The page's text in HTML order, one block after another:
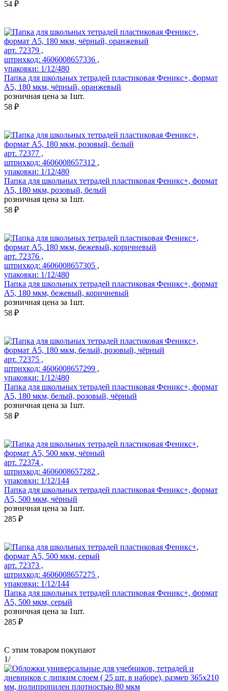
54 ₽
арт. 72379 ,
штрихкод: 4606008657336 ,
упаковки: 1/12/480
Папка для школьных тетрадей пластиковая Феникс+, формат
А5, 180 мкм, чёрный, оранжевый
розничная цена за 1шт.
58 ₽
арт. 72377 ,
штрихкод: 4606008657312 ,
упаковки: 1/12/480
Папка для школьных тетрадей пластиковая Феникс+, формат
А5, 180 мкм, розовый, белый
розничная цена за 1шт.
58 ₽
арт. 72376 ,
штрихкод: 4606008657305 ,
упаковки: 1/12/480
Папка для школьных тетрадей пластиковая Феникс+, формат
А5, 180 мкм, бежевый, коричневый
розничная цена за 1шт.
58 ₽
арт. 72375 ,
штрихкод: 4606008657299 ,
упаковки: 1/12/480
Папка для школьных тетрадей пластиковая Феникс+, формат
А5, 180 мкм, белый, розовый, чёрный
розничная цена за 1шт.
58 ₽
арт. 72374 ,
штрихкод: 4606008657282 ,
упаковки: 1/12/144
Папка для школьных тетрадей пластиковая Феникс+, формат
А5, 500 мкм, чёрный
розничная цена за 1шт.
285 ₽
арт. 72373 ,
штрихкод: 4606008657275 ,
упаковки: 1/12/144
Папка для школьных тетрадей пластиковая Феникс+, формат
А5, 500 мкм, серый
розничная цена за 1шт.
285 ₽
С этим товаром покупают
1/